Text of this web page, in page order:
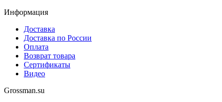
Информация
Доставка
Доставка по России
Оплата
Возврат товара
Сертификаты
Видео
Grossman.su